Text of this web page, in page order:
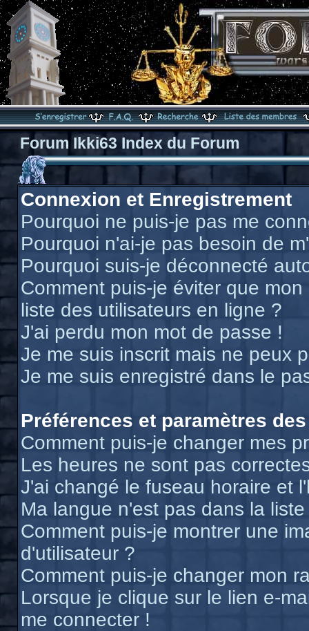
Forum Ikki63 Index du Forum
Connexion et Enregistrement
Pourquoi ne puis-je pas me
Pourquoi n'ai-je pas besoin de
Pourquoi suis-je déconnecté
Comment puis-je éviter que
liste des utilisateurs en ligne ?
J'ai perdu mon mot de passe !
Je me suis inscrit mais ne peux
Je me suis enregistré dans le
Préférences et paramètres
Comment puis-je changer mes
Les heures ne sont pas
J'ai changé le fuseau horaire et
Ma langue n'est pas dans la liste
Comment puis-je montrer une
d'utilisateur ?
Comment puis-je changer mon
Lorsque je clique sur le lien e-
me connecter !